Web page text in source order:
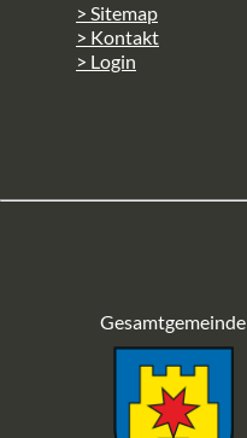
> Sitemap
> Kontakt
> Login
Gesamtgemeinde